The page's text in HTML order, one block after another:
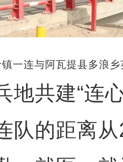
一连与阿瓦提县多浪
共建“连心
队的距离